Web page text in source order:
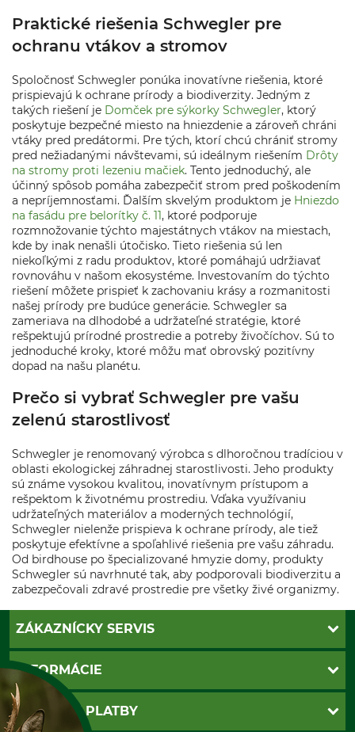
Praktické riešenia Schwegler pre
ochranu vtákov a stromov
Spoločnosť Schwegler ponúka inovatívne riešenia, ktoré
prispievajú k ochrane prírody a biodiverzity. Jedným z
takých riešení je Domček pre sýkorky Schwegler, ktorý
poskytuje bezpečné miesto na hniezdenie a zároveň chráni
vtáky pred predátormi. Pre tých, ktorí chcú chrániť stromy
pred nežiadanými návštevami, sú ideálnym riešením Drôty
na stromy proti lezeniu mačiek. Tento jednoduchý, ale
účinný spôsob pomáha zabezpečiť strom pred poškodením
a nepríjemnosťami. Ďalším skvelým produktom je Hniezdo
na fasádu pre belorítky č. 11, ktoré podporuje
rozmnožovanie týchto majestátnych vtákov na miestach,
kde by inak nenašli útočisko. Tieto riešenia sú len
niekoľkými z radu produktov, ktoré pomáhajú udržiavať
rovnováhu v našom ekosystéme. Investovaním do týchto
riešení môžete prispieť k zachovaniu krásy a rozmanitosti
našej prírody pre budúce generácie. Schwegler sa
zameriava na dlhodobé a udržateľné stratégie, ktoré
rešpektujú prírodné prostredie a potreby živočíchov. Sú to
jednoduché kroky, ktoré môžu mať obrovský pozitívny
dopad na našu planétu.
Prečo si vybrať Schwegler pre vašu
zelenú starostlivosť
Schwegler je renomovaný výrobca s dlhoročnou tradíciou v
oblasti ekologickej záhradnej starostlivosti. Jeho produkty
sú známe vysokou kvalitou, inovatívnym prístupom a
rešpektom k životnému prostrediu. Vďaka využívaniu
udržateľných materiálov a moderných technológií,
Schwegler nielenže prispieva k ochrane prírody, ale tiež
poskytuje efektívne a spoľahlivé riešenia pre vašu záhradu.
Od birdhouse po špecializované hmyzie domy, produkty
Schwegler sú navrhnuté tak, aby podporovali biodiverzitu a
zabezpečovali zdravé prostredie pre všetky živé organizmy.
ZÁKAZNÍCKY SERVIS
Kontakt
Katalógy
Newsletter
Nastavenia súborov cookie
INFORMÁCIE
Povinné údaje
Obchodné podmienky
SPÔSOBY PLATBY